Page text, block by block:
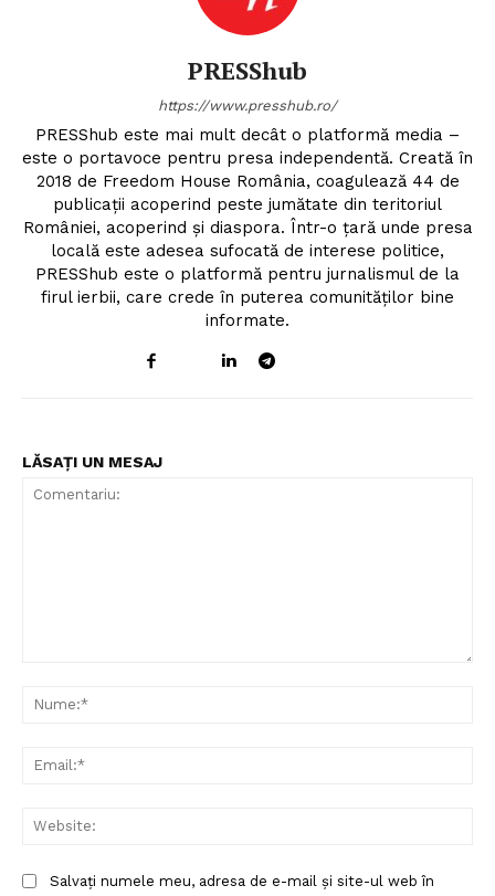
PRESShub
https://www.presshub.ro/
PRESShub este mai mult decât o platformă media –
este o portavoce pentru presa independentă. Creată în
2018 de Freedom House România, coagulează 44 de
publicații acoperind peste jumătate din teritoriul
României, acoperind și diaspora. Într-o țară unde presa
locală este adesea sufocată de interese politice,
PRESShub este o platformă pentru jurnalismul de la
firul ierbii, care crede în puterea comunităților bine
informate.
LĂSAȚI UN MESAJ
Salvați numele meu, adresa de e-mail și site-ul web în